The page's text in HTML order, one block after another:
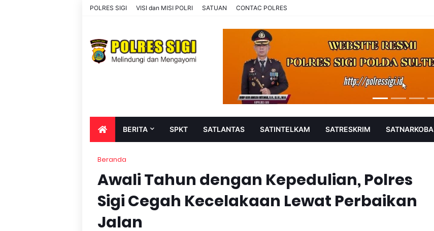
POLRES SIGI VISI dan MISI POLRI SATUAN CONTAC POLRES
BERITA SPKT SATLANTAS SATINTELKAM SATRESKRIM SATNARKOBA
Beranda
Awali Tahun dengan Kepedulian, Polres
Sigi Cegah Kecelakaan Lewat Perbaikan
Jalan